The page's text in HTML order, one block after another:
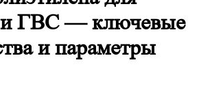
и ГВС — ключевые
и параметры